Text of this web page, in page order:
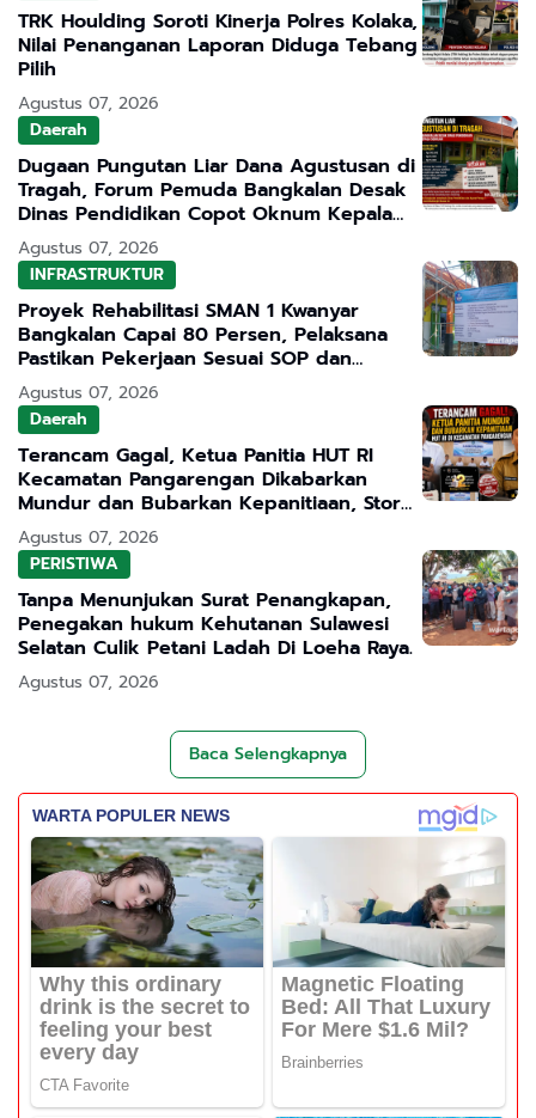
TRK Houlding Soroti Kinerja Polres Kolaka,
Nilai Penanganan Laporan Diduga Tebang
Pilih
Agustus 07, 2026
Daerah
Dugaan Pungutan Liar Dana Agustusan di
Tragah, Forum Pemuda Bangkalan Desak
Dinas Pendidikan Copot Oknum Kepala
Sekolah
Agustus 07, 2026
INFRASTRUKTUR
Proyek Rehabilitasi SMAN 1 Kwanyar
Bangkalan Capai 80 Persen, Pelaksana
Pastikan Pekerjaan Sesuai SOP dan
Transparan
Agustus 07, 2026
Daerah
Terancam Gagal, Ketua Panitia HUT RI
Kecamatan Pangarengan Dikabarkan
Mundur dan Bubarkan Kepanitiaan, Story
WhatsApp ASN Jadi Sorotan
Agustus 07, 2026
PERISTIWA
Tanpa Menunjukan Surat Penangkapan,
Penegakan hukum Kehutanan Sulawesi
Selatan Culik Petani Ladah Di Loeha Raya.
Agustus 07, 2026
Baca Selengkapnya